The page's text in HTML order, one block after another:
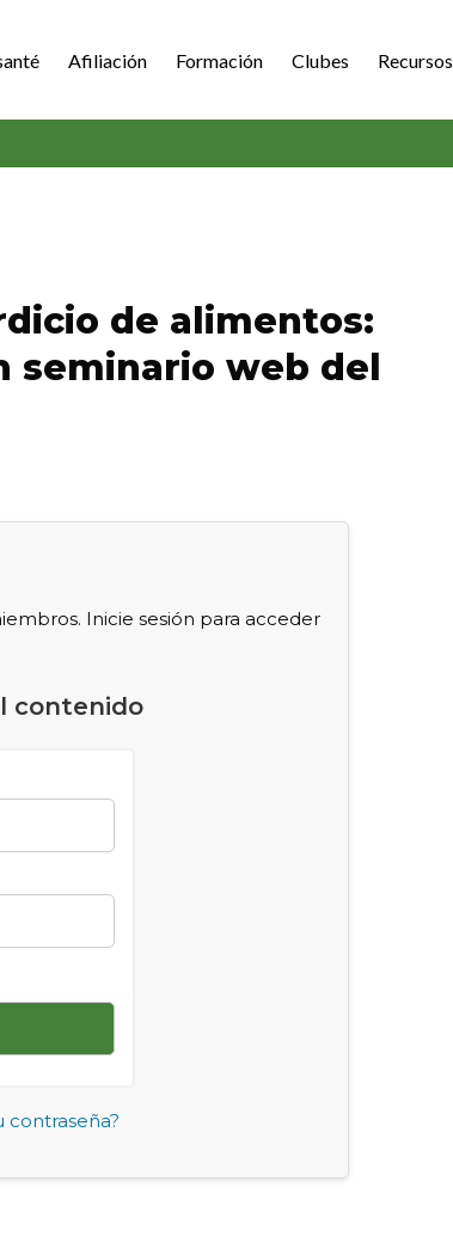
Afiliación Formación Clubes Recursos
de alimentos:
seminario web del
Inicie sesión para acceder
contenido
contraseña?